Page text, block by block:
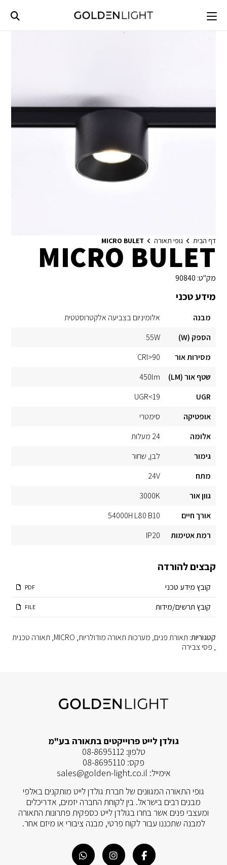
content
דף הבית גופי תאורה MICRO BULET
MICRO BULET
מק"ט: 90840
מידע טכני
מבנה
אלומיניום בצביעה אלקטרוסטטית
הספק (W)
55W
מסירות אור
CRI>90
שטף אור (LM)
450lm
UGR
UGR<19
אופטיקה
סימטרי
אלומה
24 מעלות
גימור
לבן שחור
מתח
24V
גוון אור
3000K
אורך חיים
54000H L80 B10
רמת אטימות
IP20
קבצים להורדה
קובץ מידע טכני PDF
קובץ תרשים/מידות FILE
קטגוריות: תאורת פנים, מערכות תאורה מודולריות,
MICRO
, תאורה טכנית
, פסי צבירה
גולדן לייט פרוייקטים בתאורה בע"מ
טלפון:08-8695112
פקס: 08-8695110
אימייל: sales@golden-light.co.il
גופי התאורה המגוונים של חברת גולדן לייט מותקנים באלפי
מבנים רבים בישראל. בין לקוחת החברה יזמים, אדריכלים
ומעצבי פנים אשר בחרו בגולדן לייט כספקית פתרונות התאורה
למבנה שתכננו עבור לקוח פרטי, מבנה ציבורי או מיזם אחר.